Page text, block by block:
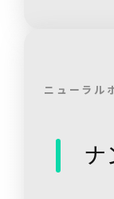
ニューラル
ナ